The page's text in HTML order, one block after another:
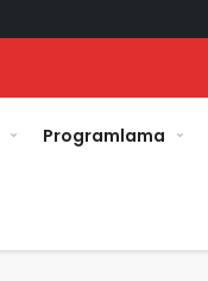
Programlama